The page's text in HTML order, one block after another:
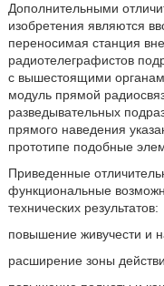
Дополнительными
изобретения являются
переносимая станция
радиотелеграфистов
с вышестоящими
модуль прямой
разведывательных
прямого наведения
прототипе подобные
Приведенные
функциональные
технических результатов:
повышение живучести и
расширение зоны